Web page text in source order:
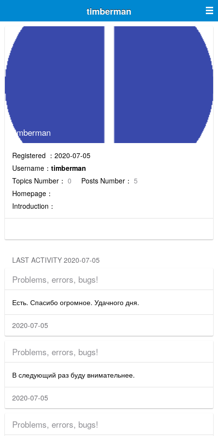
timberman
timberman
Registered ：2020-07-05
Username： timberman
Topics Number： 0 Posts Number： 5
Homepage：
Introduction：
LAST ACTIVITY 2020-07-05
Problems, errors, bugs!
Есть. Спасибо огромное. Удачного дня.
2020-07-05
Problems, errors, bugs!
В следующий раз буду внимательнее.
2020-07-05
Problems, errors, bugs!